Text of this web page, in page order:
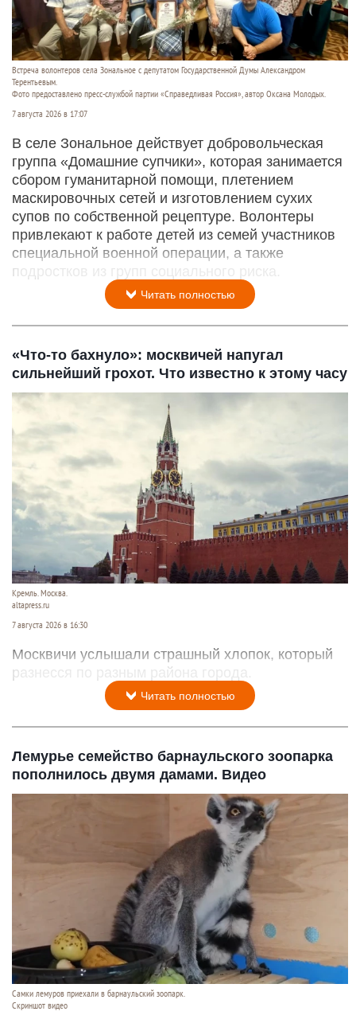
Встреча волонтеров села Зональное с депутатом Государственной Думы Александром
Терентьевым.
Фото предоставлено пресс-службой партии «Справедливая Россия», автор Оксана Молодых.
7 августа 2026 в 17:07
В селе Зональное действует добровольческая
группа «Домашние супчики», которая занимается
сбором гуманитарной помощи, плетением
маскировочных сетей и изготовлением сухих
супов по собственной рецептуре. Волонтеры
привлекают к работе детей из семей участников
специальной военной операции, а также
подростков из групп социального риска.
Читать полностью
«Что-то бахнуло»: москвичей напугал
сильнейший грохот. Что известно к этому часу
Кремль. Москва.
altapress.ru
7 августа 2026 в 16:30
Москвичи услышали страшный хлопок, который
разнесся по разным района города.
Читать полностью
Лемурье семейство барнаульского зоопарка
пополнилось двумя дамами. Видео
Самки лемуров приехали в барнаульский зоопарк.
Скриншот видео